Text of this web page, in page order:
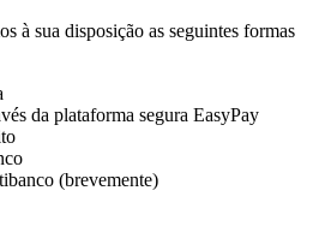
sua disposição as seguintes formas
da plataforma segura EasyPay
(brevemente)